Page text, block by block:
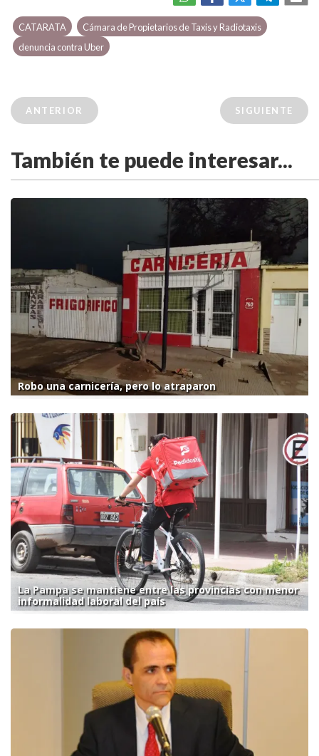
CATARATA
Cámara de Propietarios de Taxis y Radiotaxis
denuncia contra Uber
ANTERIOR SIGUIENTE
También te puede interesar...
Robo una carnicería, pero lo atraparon
La Pampa se mantiene entre las provincias con menor
informalidad laboral del país